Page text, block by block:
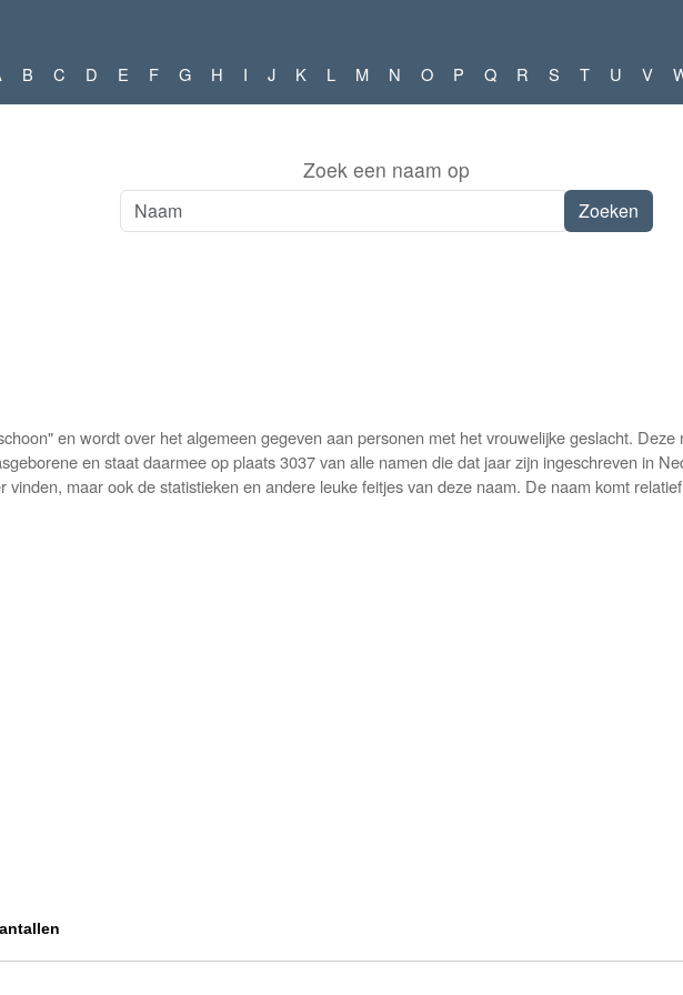
B C D E F G H I J K L M N O P Q R S T U V
Zoek een naam op
en wordt over het algemeen gegeven aan personen met het vrouwelijke geslacht.
en staat daarmee op plaats 3037 van alle namen die dat jaar zijn ingeschreven in
vinden, maar ook de statistieken en andere leuke feitjes van deze naam. De naam komt